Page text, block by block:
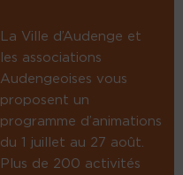
La Ville d’Audenge et
les associations
Audengeoises vous
proposent un
programme d’animations
du 1 juillet au 27 août.
Plus de 200 activités